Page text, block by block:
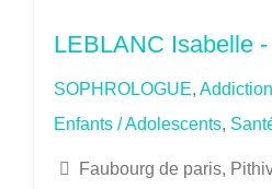
LEBLANC Isabelle
SOPHROLOGUE,
Enfants / Adolescents,
Faubourg de paris,